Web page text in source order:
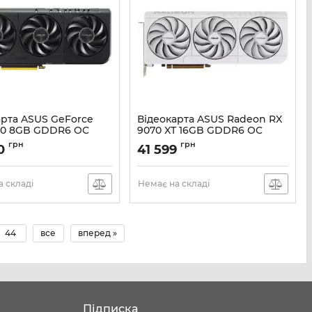
ASUS GeForce
8GB GDDR6 OC
O8G
M0NA00
грн
складі
Вiдеокарта ASUS Radeon RX
9070 XT 16GB GDDR6 OC
PRIME-RX9070XT-O16G-WHITE
білий
Артикул: 90YV0L75-M0NA00
41 599 грн
Немає на складі
44 все вперед »
Підписка